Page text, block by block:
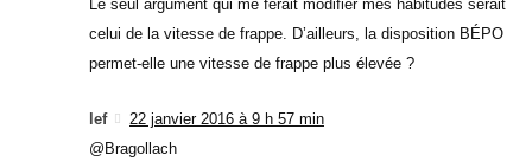
Le seul argument qui me ferait modifier mes habitudes serait
celui de la vitesse de frappe. D’ailleurs, la disposition BÉPO
permet-elle une vitesse de frappe plus élevée ?
lef
22 janvier 2016 à 9 h 57 min
@Bragollach